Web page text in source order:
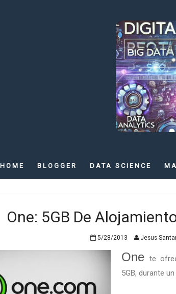
HOME BLOGGER DATA SCIENCE
One: 5GB De
5/28/2013 Jesus
Onete
5GB, durante